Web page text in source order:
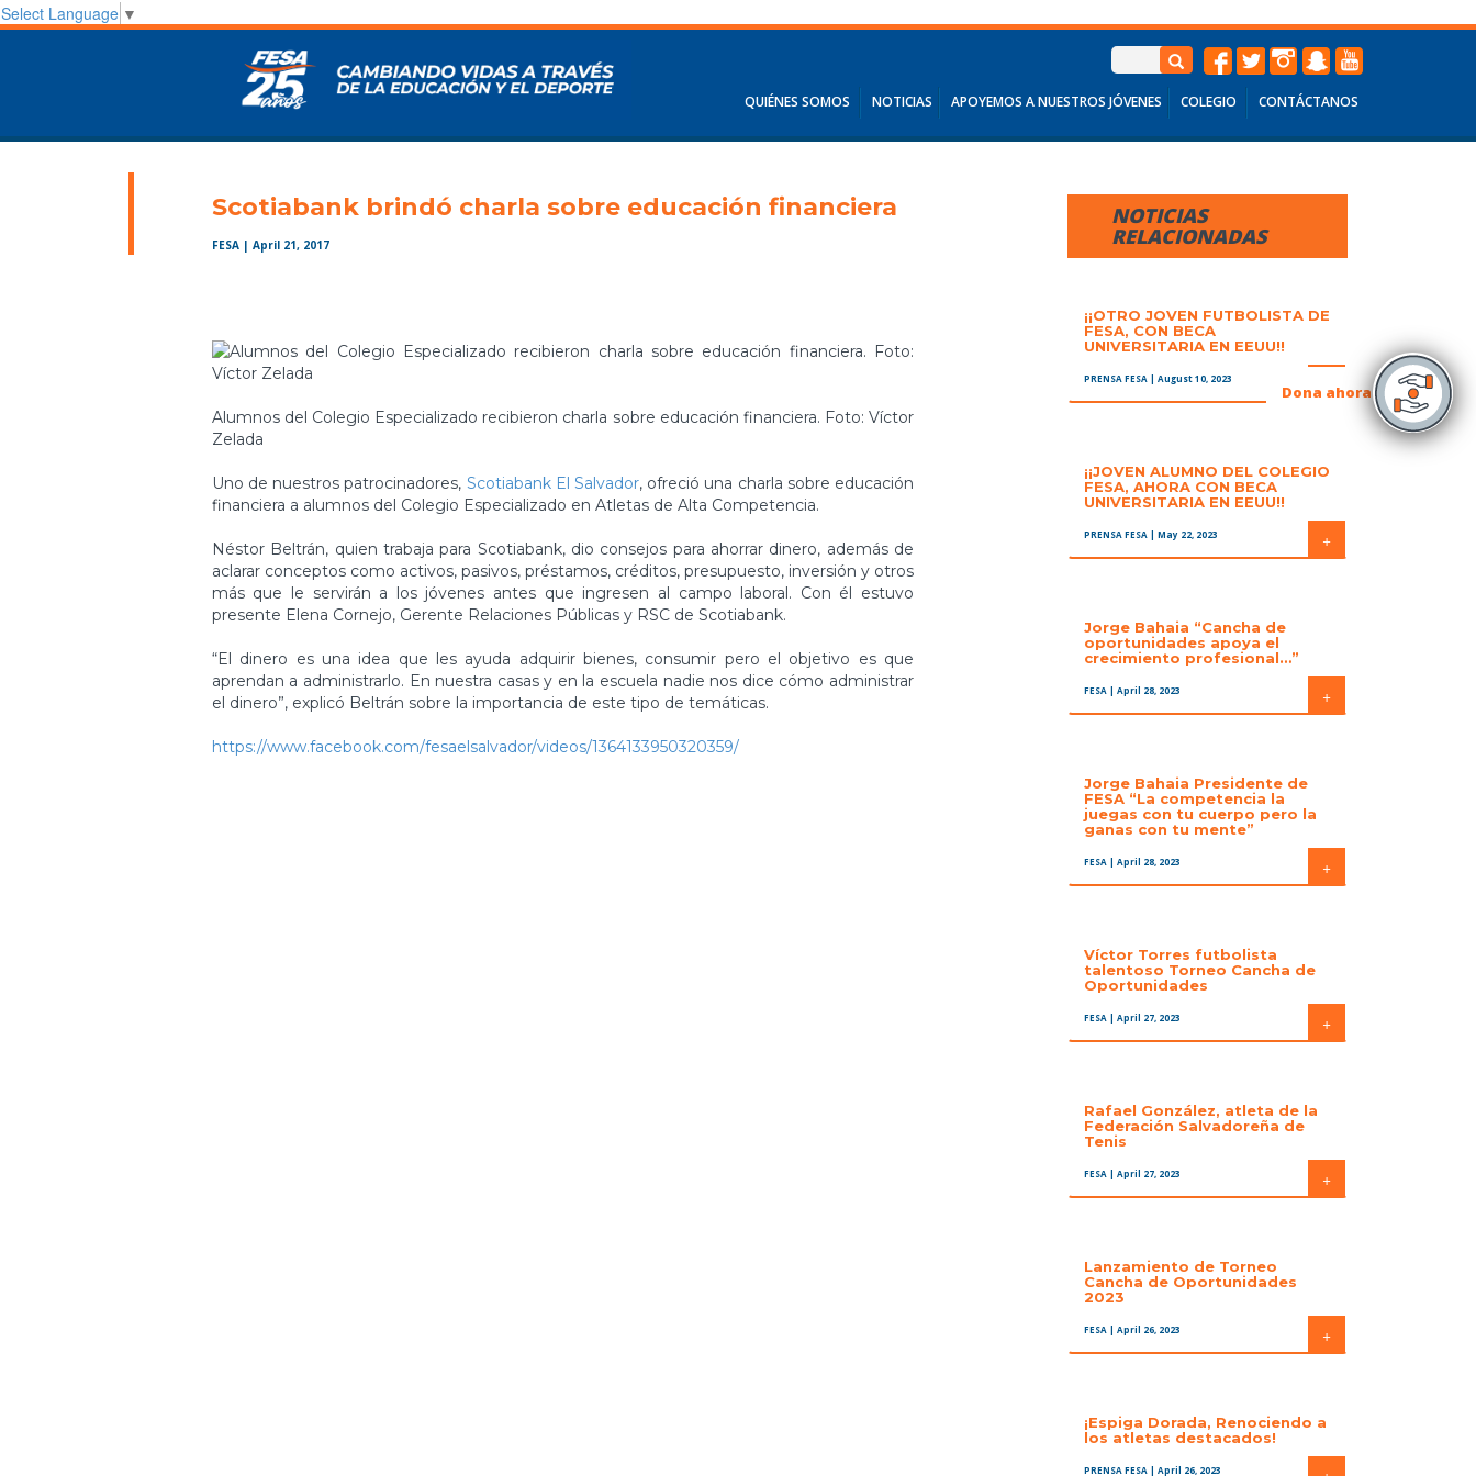
Select Language ▼
QUIÉNES SOMOS NOTICIAS APOYEMOS A NUESTROS JÓVENES COLEGIO CONTÁCTANOS
Dona ahora
Scotiabank brindó charla sobre educación financiera
FESA | April 21, 2017
Alumnos del Colegio Especializado recibieron charla sobre educación financiera. Foto: Víctor
Zelada
Uno de nuestros patrocinadores, Scotiabank El Salvador, ofreció una charla sobre educación
financiera a alumnos del Colegio Especializado en Atletas de Alta Competencia.
Néstor Beltrán, quien trabaja para Scotiabank, dio consejos para ahorrar dinero, además de
aclarar conceptos como activos, pasivos, préstamos, créditos, presupuesto, inversión y otros
más que le servirán a los jóvenes antes que ingresen al campo laboral. Con él estuvo
presente Elena Cornejo, Gerente Relaciones Públicas y RSC de Scotiabank.
“El dinero es una idea que les ayuda adquirir bienes, consumir pero el objetivo es que
aprendan a administrarlo. En nuestra casas y en la escuela nadie nos dice cómo administrar
el dinero”, explicó Beltrán sobre la importancia de este tipo de temáticas.
https://www.facebook.com/fesaelsalvador/videos/1364133950320359/
NOTICIAS
RELACIONADAS
¡¡OTRO JOVEN FUTBOLISTA DE
FESA, CON BECA
UNIVERSITARIA EN EEUU!!
PRENSA FESA | August 10, 2023
¡¡JOVEN ALUMNO DEL COLEGIO
FESA, AHORA CON BECA
UNIVERSITARIA EN EEUU!!
PRENSA FESA | May 22, 2023 +
Jorge Bahaia “Cancha de
oportunidades apoya el
crecimiento profesional…”
FESA | April 28, 2023 +
Jorge Bahaia Presidente de
FESA “La competencia la
juegas con tu cuerpo pero la
ganas con tu mente”
FESA | April 28, 2023 +
Víctor Torres futbolista
talentoso Torneo Cancha de
Oportunidades
FESA | April 27, 2023 +
Rafael González, atleta de la
Federación Salvadoreña de
Tenis
FESA | April 27, 2023 +
Lanzamiento de Torneo
Cancha de Oportunidades
2023
FESA | April 26, 2023 +
¡Espiga Dorada, Renociendo a
los atletas destacados!
PRENSA FESA | April 26, 2023